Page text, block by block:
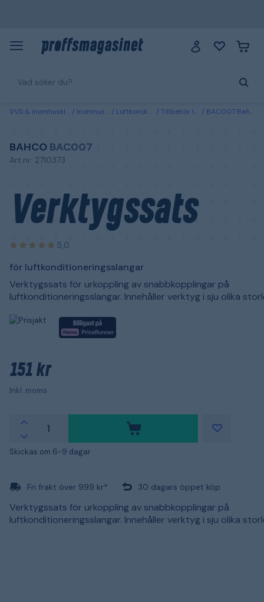
VVS & inomhusklimat Inomhusklimat Luftkonditionering AC Tillbehör luftkonditionering AC BAC007 Bahco Verktygssats för luftkonditioneringsslangar
BAHCO BAC007
Art.nr: 2710373
Verktygssats
5,0
för luftkonditioneringsslangar
Verktygssats för urkoppling av snabbkopplingar på
luftkonditioneringsslangar. Innehåller verktyg i sju olika
151 kr
Inkl. moms
Skickas om 6-9 dagar
Fri frakt över 999 kr* 30 dagars öppet köp
Verktygssats för urkoppling av snabbkopplingar på
luftkonditioneringsslangar. Innehåller verktyg i sju olika